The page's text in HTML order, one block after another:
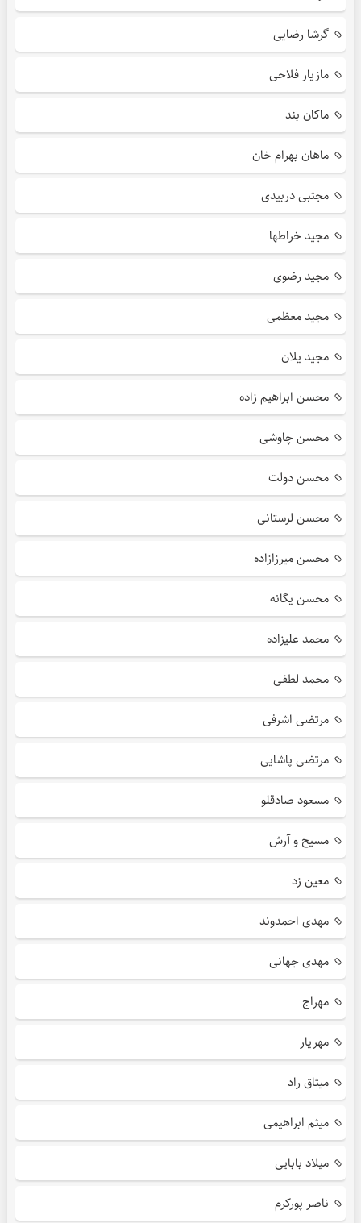
گرشا رضایی
مازیار فلاحی
ماکان بند
ماهان بهرام خان
مجتبی دربیدی
مجید خراطها
مجید رضوی
مجید معظمی
مجید یلان
محسن ابراهیم زاده
محسن چاوشی
محسن دولت
محسن لرستانی
محسن میرزازاده
محسن یگانه
محمد علیزاده
محمد لطفی
مرتضی اشرفی
مرتضی پاشایی
مسعود صادقلو
مسیح و آرش
معین زد
مهدی احمدوند
مهدی جهانی
مهراج
مهریار
میثاق راد
میثم ابراهیمی
میلاد بابایی
ناصر پورکرم